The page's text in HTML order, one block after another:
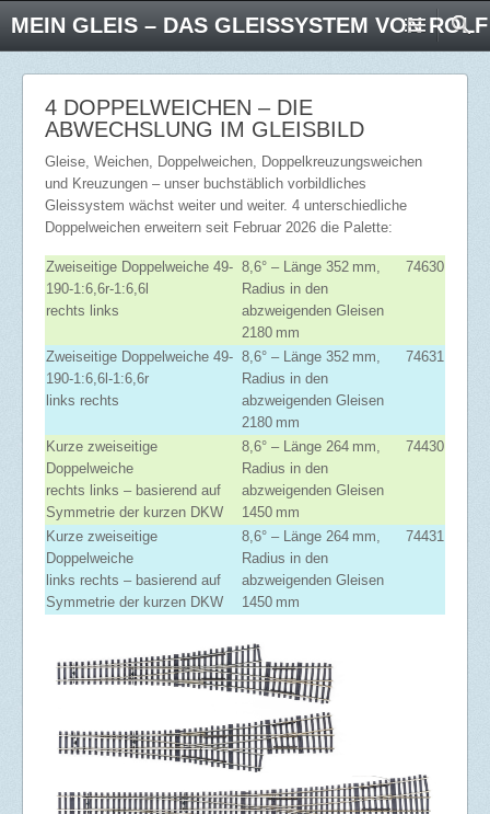
MEIN GLEIS – DAS GLEISSYSTEM VON
4 DOPPELWEICHEN – DIE
ABWECHSLUNG IM GLEISBILD
Gleise, Weichen, Doppelweichen, Doppelkreuzungsweichen
und Kreuzungen – unser buchstäblich vorbildliches
Gleissystem wächst weiter und weiter. 4 unterschiedliche
Doppelweichen erweitern seit Februar 2026 die Palette:
Zweiseitige Doppelweiche 49-
190-1:6,6r-1:6,6l
rechts links
8,6° – Länge 352 mm,
Radius in den
abzweigenden Gleisen
2180 mm
74630
Zweiseitige Doppelweiche 49-
190-1:6,6l-1:6,6r
links rechts
8,6° – Länge 352 mm,
Radius in den
abzweigenden Gleisen
2180 mm
74631
Kurze zweiseitige
Doppelweiche
rechts links – basierend auf
Symmetrie der kurzen DKW
8,6° – Länge 264 mm,
Radius in den
abzweigenden Gleisen
1450 mm
74430
Kurze zweiseitige
Doppelweiche
links rechts – basierend auf
Symmetrie der kurzen DKW
8,6° – Länge 264 mm,
Radius in den
abzweigenden Gleisen
1450 mm
74431